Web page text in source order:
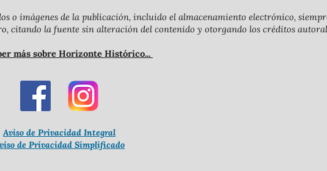
o imágenes de la publicación, incluido el almacenamiento electrónico,
citando la fuente sin alteración del contenido y otorgando los créditos
más sobre Horizonte Histórico...
Aviso de Privacidad Integral
de Privacidad Simplificado